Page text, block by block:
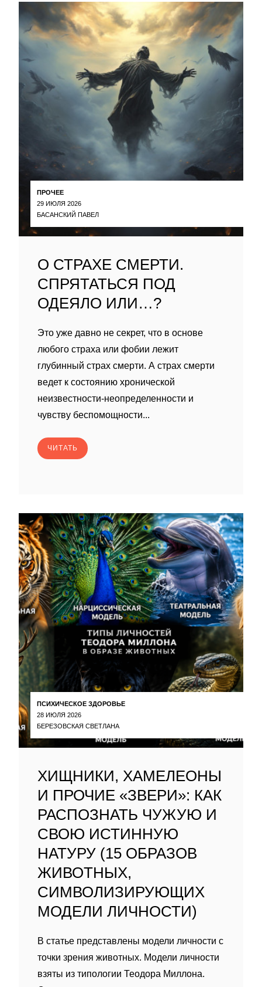
ПРОЧЕЕ
29 ИЮЛЯ 2026
БАСАНСКИЙ ПАВЕЛ
О СТРАХЕ СМЕРТИ.
СПРЯТАТЬСЯ ПОД
ОДЕЯЛО ИЛИ…?
Это уже давно не секрет, что в основе
любого страха или фобии лежит
глубинный страх смерти. А страх смерти
ведет к состоянию хронической
неизвестности-неопределенности и
чувству беспомощности...
ЧИТАТЬ
ПСИХИЧЕСКОЕ ЗДОРОВЬЕ
28 ИЮЛЯ 2026
БЕРЕЗОВСКАЯ СВЕТЛАНА
ХИЩНИКИ, ХАМЕЛЕОНЫ
И ПРОЧИЕ «ЗВЕРИ»: КАК
РАСПОЗНАТЬ ЧУЖУЮ И
СВОЮ ИСТИННУЮ
НАТУРУ (15 ОБРАЗОВ
ЖИВОТНЫХ,
СИМВОЛИЗИРУЮЩИХ
МОДЕЛИ ЛИЧНОСТИ)
В статье представлены модели личности с
точки зрения животных. Модели личности
взяты из типологии Теодора Миллона.